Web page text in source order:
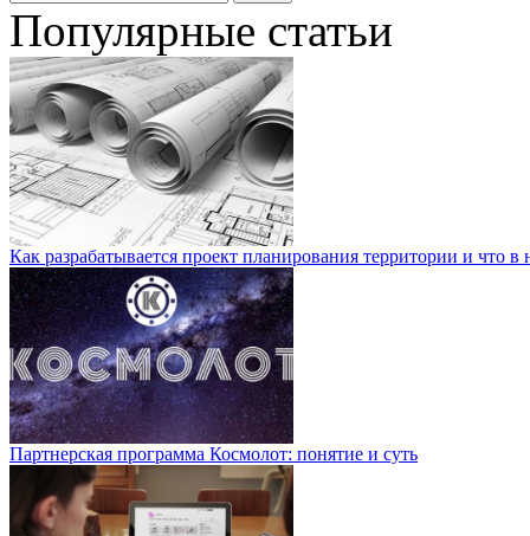
Популярные статьи
Как разрабатывается проект планирования территории и что в
Партнерская программа Космолот: понятие и суть